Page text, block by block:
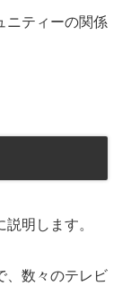
ニティーの関係
明します。
、数々のテレビ